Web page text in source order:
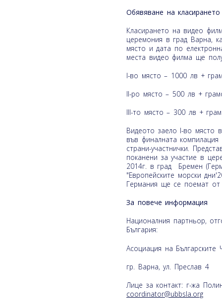
Обявяване на
Класирането на видео
церемония в град Варна,
място и дата по
места видео филма ще
I-во място – 1000 лв +
II-ро място – 500 лв +
III-то място – 300 лв +
Видеото заело I-во място
във финалната
страни-участнички.
поканени за участие в
2014г. в град Бремен
"Европейските морски
Германия ще се поемат от
За повече информация
Националния партньор,
България:
Асоциация на
гр. Варна, ул. Преслав 4
Лице за контакт: г-жа
coordinator@ubbsla.org